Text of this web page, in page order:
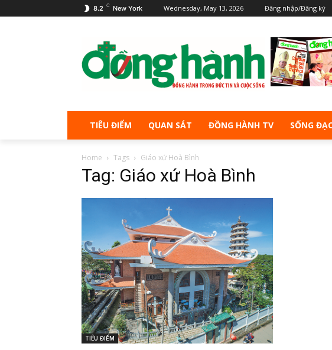
8.2 C New York Wednesday, May 13, 2026 Đăng nhập/Đăng ký
TIÊU ĐIỂM QUAN SÁT ĐỒNG HÀNH TV SỐNG
Home Tags Giáo xứ Hoà Bình
Tag: Giáo xứ Hoà Bình
TIÊU ĐIỂM